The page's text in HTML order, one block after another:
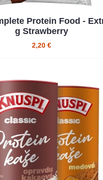
Protein Food -
g Strawberry
2,20 €